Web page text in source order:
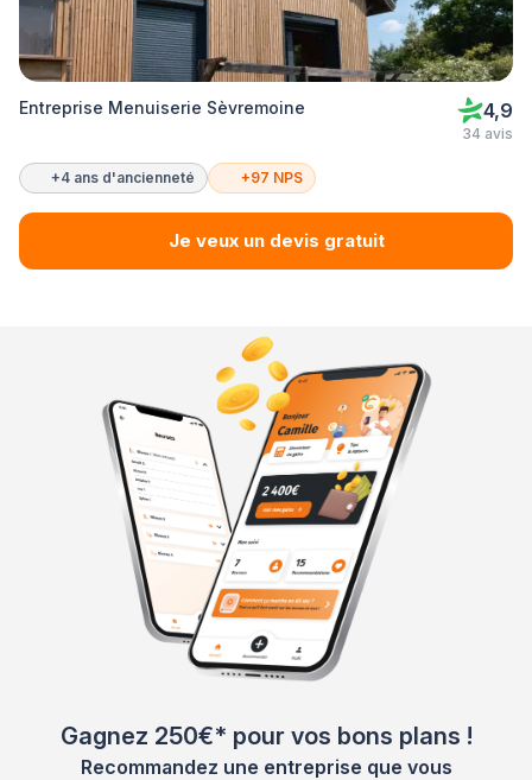
Entreprise Menuiserie Sèvremoine 4,9
34 avis
+4 ans d'ancienneté +97 NPS
Je veux un devis gratuit
Gagnez 250€* pour vos bons plans !
Recommandez une entreprise que vous